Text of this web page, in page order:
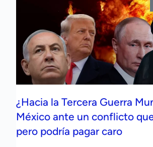
¿Hacia la Tercera Guerra
México ante un conflicto
pero podría pagar caro